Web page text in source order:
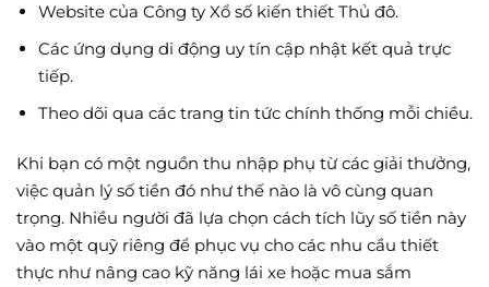
Website của Công ty Xổ số kiến thiết Thủ đô.
Các ứng dụng di động uy tín cập nhật kết quả trực
tiếp.
Theo dõi qua các trang tin tức chính thống mỗi chiều.
Khi bạn có một nguồn thu nhập phụ từ các giải thưởng,
việc quản lý số tiền đó như thế nào là vô cùng quan
trọng. Nhiều người đã lựa chọn cách tích lũy số tiền này
vào một quỹ riêng để phục vụ cho các nhu cầu thiết
thực như nâng cao kỹ năng lái xe hoặc mua sắm